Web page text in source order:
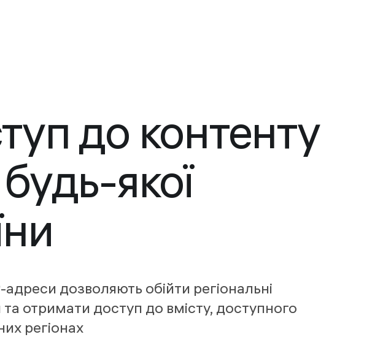
до контенту
якої
дозволяють обійти регіональні
отримати доступ до вмісту, доступного
регіонах